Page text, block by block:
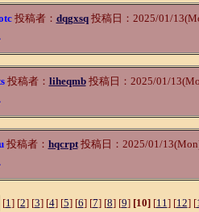
投稿者： dqgxsq投稿日：2025/01/
投稿者： liheqmb投稿日：2025/01/
投稿者： hqcrpt投稿日：2025/01/
[1] [2] [3] [4] [5] [6] [7] [8] [9] [10][11] [12] [